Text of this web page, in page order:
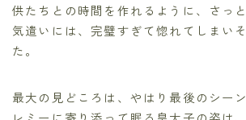
供たちとの時間を作れるように、さっ
気遣いには、完璧すぎて惚れてしまい
た。
最大の見どころは、やはり最後のシー